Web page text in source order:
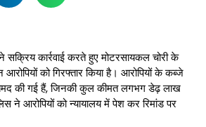
सक्रिय कार्रवाई करते हुए मोटरसायकल चोरी के
को गिरफ्तार किया है। आरोपियों के कब्जे
की गई हैं, जिनकी कुल कीमत लगभग डेढ़ लाख
ने आरोपियों को न्यायालय में पेश कर रिमांड पर